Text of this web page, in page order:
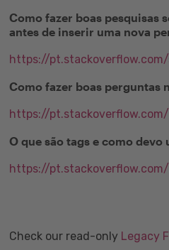
Como fazer boas pesquisas
antes de inserir uma nova
https://
Como fazer boas perguntas
https://
O que são tags e como devo
https://
Check our read-only Legacy